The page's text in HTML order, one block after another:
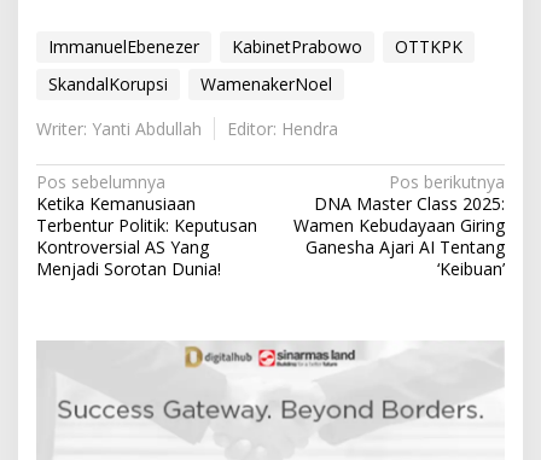
ImmanuelEbenezer KabinetPrabowo
OTTKPK
SkandalKorupsi
WamenakerNoel
Writer: Yanti Abdullah
Editor: Hendra
N
a
v
Pos sebelumnya
Ketika Kemanusiaan
Terbentur Politik: Keputusan
Kontroversial AS Yang
Menjadi Sorotan Dunia!
Pos berikutnya
DNA Master Class 2025:
Wamen Kebudayaan Giring
Ganesha Ajari AI Tentang
‘Keibuan’